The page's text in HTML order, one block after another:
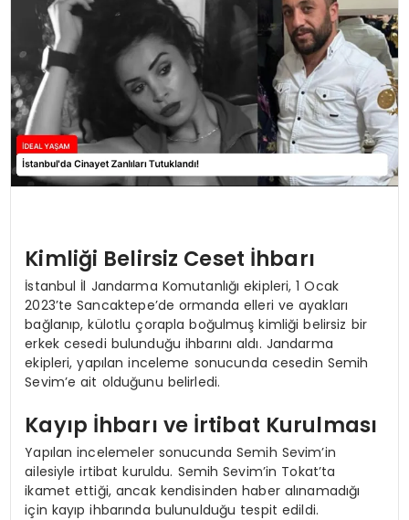
Kimliği Belirsiz Ceset İhbarı
İstanbul İl Jandarma Komutanlığı ekipleri, 1 Ocak
2023’te Sancaktepe’de ormanda elleri ve ayakları
bağlanıp, külotlu çorapla boğulmuş kimliği belirsiz bir
erkek cesedi bulunduğu ihbarını aldı. Jandarma
ekipleri, yapılan inceleme sonucunda cesedin Semih
Sevim’e ait olduğunu belirledi.
Kayıp İhbarı ve İrtibat Kurulması
Yapılan incelemeler sonucunda Semih Sevim’in
ailesiyle irtibat kuruldu. Semih Sevim’in Tokat’ta
ikamet ettiği, ancak kendisinden haber alınamadığı
için kayıp ihbarında bulunulduğu tespit edildi.